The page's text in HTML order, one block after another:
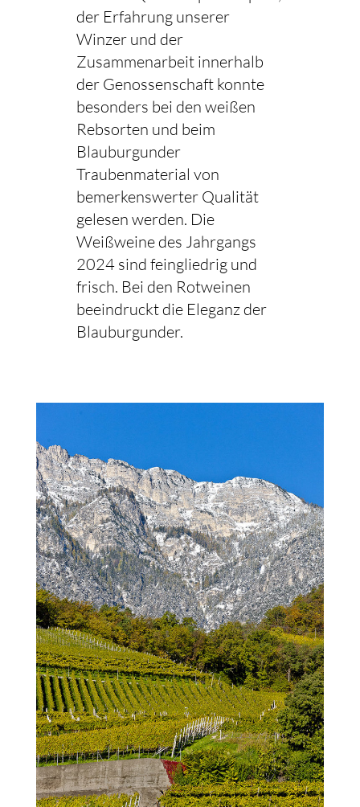
der Erfahrung unserer
Winzer und der
Zusammenarbeit innerhalb
der Genossenschaft konnte
besonders bei den weißen
Rebsorten und beim
Blauburgunder
Traubenmaterial von
bemerkenswerter Qualität
gelesen werden. Die
Weißweine des Jahrgangs
2024 sind feingliedrig und
frisch. Bei den Rotweinen
beeindruckt die Eleganz der
Blauburgunder.